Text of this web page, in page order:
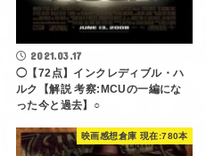
2021.03.17
◯【72点】インクレディブル・ハ
ルク【解説 考察:MCUの一編にな
った今と過去】○
映画感想倉庫 現在:780本